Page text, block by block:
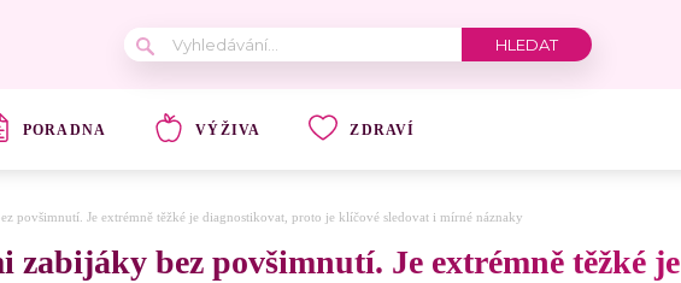
PORADNA VÝŽIVA ZDRAVÍ
povšimnutí. Je extrémně těžké je diagnostikovat, proto je klíčové sledovat i mírné náznaky
zabijáky bez povšimnutí. Je extrémně těžké je